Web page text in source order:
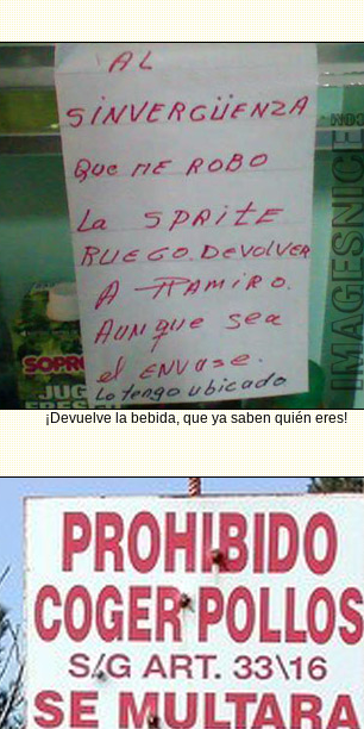
¡Devuelve la bebida, que ya saben quién eres!